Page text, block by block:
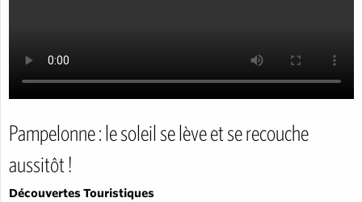
Pampelonne : le soleil se lève et se recouche
aussitôt !
Découvertes Touristiques